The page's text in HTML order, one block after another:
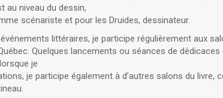
au niveau du dessin,
scénariste et pour les Druides, dessinateur.
littéraires, je participe régulièrement aux
Quelques lancements ou séances de dédicaces
je
je participe également à d’autres salons du livre,